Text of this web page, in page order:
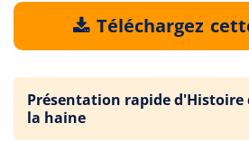
Téléchargez
Présentation rapide d'Histoire
la haine